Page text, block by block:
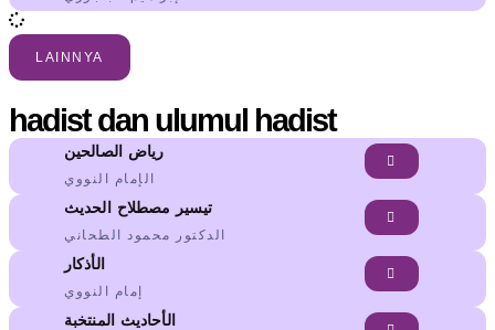
LAINNYA
hadist dan ulumul hadist
رياض الصالحين
الإمام النووي
تيسير مصطلاح الحديث
الدكتور محمود الطحاني
الأذكار
إمام النووي
الأحاديث المنتخبة